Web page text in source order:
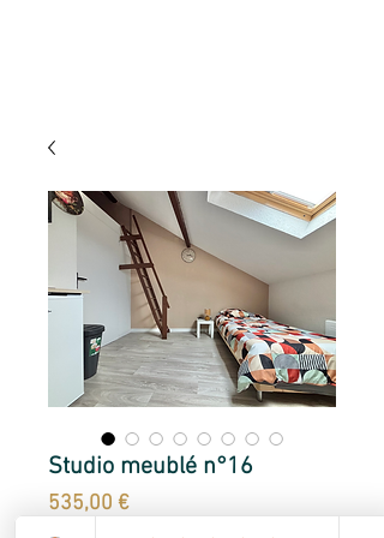
Studio meublé n°16
535,00 €Prix